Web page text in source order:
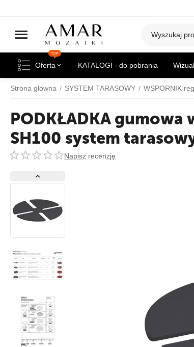
Oferta
TOP
KATALOGI - do pobrania
Strona główna / SYSTEM TARASOWY / WSPORNIK
PODKŁADKA
SH100 system
Napisz recenzję